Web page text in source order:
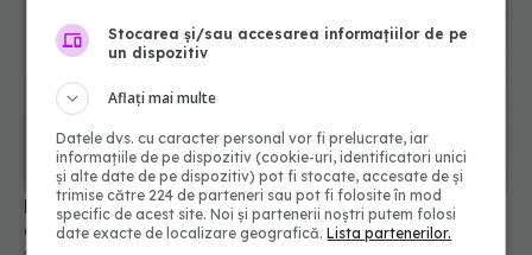
La cât timp ar trebui schimbată lama aparatului
de ras. Semnele care arată că nu mai este bună
10 apr 2026, 18:04
Stocarea și/sau accesarea informațiilor de pe
un dispozitiv
Aflați mai multe
Datele dvs. cu caracter personal vor fi prelucrate, iar
informațiile de pe dispozitiv (cookie-uri, identificatori unici
și alte date de pe dispozitiv) pot fi stocate, accesate de și
trimise către 224 de parteneri sau pot fi folosite în mod
specific de acest site. Noi și partenerii noștri putem folosi
date exacte de localizare geografică.Lista partenerilor.